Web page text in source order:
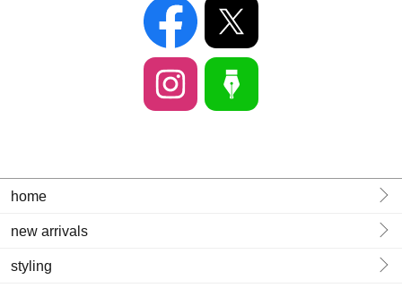
home
new arrivals
styling